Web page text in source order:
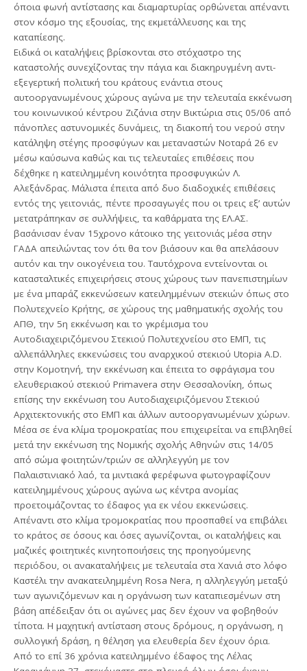
όποια φωνή αντίστασης και διαμαρτυρίας ορθώνεται απέναντι
στον κόσμο της εξουσίας, της εκμετάλλευσης και της
καταπίεσης.
Ειδικά οι καταλήψεις βρίσκονται στο στόχαστρο της
καταστολής συνεχίζοντας την πάγια και διακηρυγμένη αντι-
εξεγερτική πολιτική του κράτους ενάντια στους
αυτοοργανωμένους χώρους αγώνα με την τελευταία εκκένωση
του κοινωνικού κέντρου Ζιζάνια στην Βικτώρια στις 05/06 από
πάνοπλες αστυνομικές δυνάμεις, τη διακοπή του νερού στην
κατάληψη στέγης προσφύγων και μεταναστών Νοταρά 26 εν
μέσω καύσωνα καθώς και τις τελευταίες επιθέσεις που
δέχθηκε η κατειλημμένη κοινότητα προσφυγικών Λ.
Αλεξάνδρας. Μάλιστα έπειτα από δυο διαδοχικές επιθέσεις
εντός της γειτονιάς, πέντε προσαγωγές που οι τρεις εξ’ αυτών
μετατράπηκαν σε συλλήψεις, τα καθάρματα της ΕΛ.ΑΣ.
βασάνισαν έναν 15χρονο κάτοικο της γειτονιάς μέσα στην
ΓΑΔΑ απειλώντας τον ότι θα τον βιάσουν και θα απελάσουν
αυτόν και την οικογένεια του. Ταυτόχρονα εντείνονται οι
κατασταλτικές επιχειρήσεις στους χώρους των πανεπιστημίων
με ένα μπαράζ εκκενώσεων κατειλημμένων στεκιών όπως στο
Πολυτεχνείο Κρήτης, σε χώρους της μαθηματικής σχολής του
ΑΠΘ, την 5η εκκένωση και το γκρέμισμα του
Αυτοδιαχειριζόμενου Στεκιού Πολυτεχνείου στο ΕΜΠ, τις
αλλεπάλληλες εκκενώσεις του αναρχικού στεκιού Utopia A.D.
στην Κομοτηνή, την εκκένωση και έπειτα το σφράγισμα του
ελευθεριακού στεκιού Primavera στην Θεσσαλονίκη, όπως
επίσης την εκκένωση του Αυτοδιαχειριζόμενου Στεκιού
Αρχιτεκτονικής στο ΕΜΠ και άλλων αυτοοργανωμένων χώρων.
Μέσα σε ένα κλίμα τρομοκρατίας που επιχειρείται να επιβληθεί
μετά την εκκένωση της Νομικής σχολής Αθηνών στις 14/05
από σώμα φοιτητών/τριών σε αλληλεγγύη με τον
Παλαιστινιακό λαό, τα μιντιακά φερέφωνα φωτογραφίζουν
κατειλημμένους χώρους αγώνα ως κέντρα ανομίας
προετοιμάζοντας το έδαφος για εκ νέου εκκενώσεις.
Απέναντι στο κλίμα τρομοκρατίας που προσπαθεί να επιβάλει
το κράτος σε όσους και όσες αγωνίζονται, οι καταλήψεις και
μαζικές φοιτητικές κινητοποιήσεις της προηγούμενης
περιόδου, οι ανακαταλήψεις με τελευταία στα Χανιά στο λόφο
Καστέλι την ανακατειλημμένη Rosa Nera, η αλληλεγγύη μεταξύ
των αγωνιζόμενων και η οργάνωση των καταπιεσμένων στη
βάση απέδειξαν ότι οι αγώνες μας δεν έχουν να φοβηθούν
τίποτα. Η μαχητική αντίσταση στους δρόμους, η οργάνωση, η
συλλογική δράση, η θέληση για ελευθερία δεν έχουν όρια.
Από το επί 36 χρόνια κατειλημμένο έδαφος της Λέλας